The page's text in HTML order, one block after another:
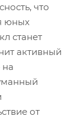
что
юных
станет
активный
на
от